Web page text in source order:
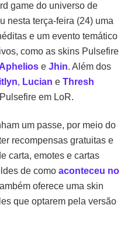
game do universo de
nesta terça-feira (24) uma
e um evento temático
como as skins Pulsefire
Aphelios e Jhin. Além dos
, Lucian e Thresh
em LoR.
um passe, por meio do
recompensas gratuitas e
carta, emotes e cartas
de como aconteceu no
oferece uma skin
que optarem pela versão